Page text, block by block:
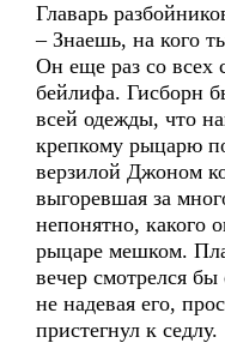
Главарь
– Знаешь, на кого
Он еще раз со всех
бейлифа. Гисборн
всей одежды, что
крепкому рыцарю
верзилой Джоном
выгоревшая за
непонятно, какого
рыцаре мешком.
вечер смотрелся
не надевая его,
пристегнул к седлу.